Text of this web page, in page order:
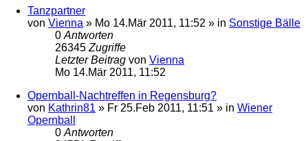
Tanzpartner
von Vienna » Mo 14.Mär 2011, 11:52 » in Sonstige Bälle
0 Antworten
26345 Zugriffe
Letzter Beitrag von Vienna
Mo 14.Mär 2011, 11:52
Opernball-Nachtreffen in Regensburg?
von Kathrin81 » Fr 25.Feb 2011, 11:51 » in Wiener
Opernball
0 Antworten